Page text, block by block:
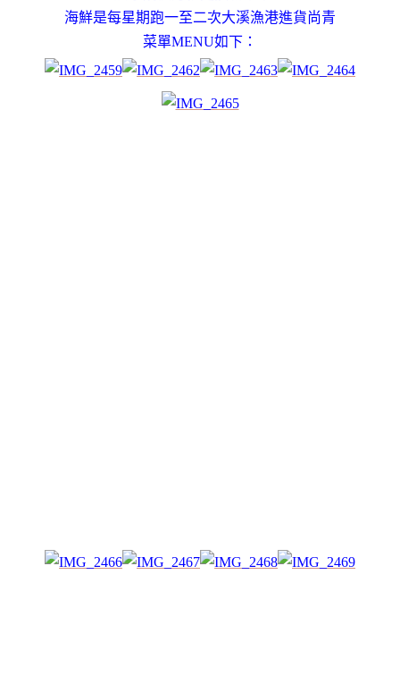
海鮮是每星期跑一至二次大溪漁港進貨尚青
菜單MENU如下：